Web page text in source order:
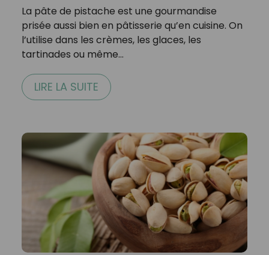
La pâte de pistache est une gourmandise
prisée aussi bien en pâtisserie qu’en cuisine. On
l’utilise dans les crèmes, les glaces, les
tartinades ou même…
LIRE LA SUITE